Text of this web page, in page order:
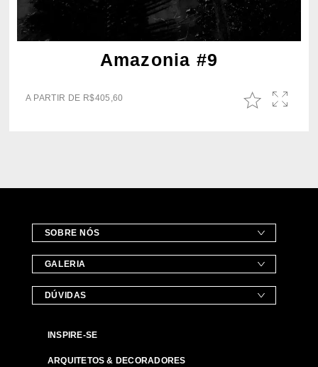
Amazonia #9
A PARTIR DE R$405,60
SOBRE NÓS
GALERIA
DÚVIDAS
INSPIRE-SE
ARQUITETOS & DECORADORES